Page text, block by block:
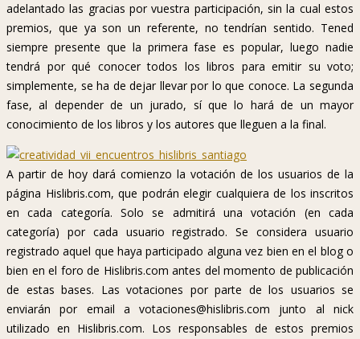
adelantado las gracias por vuestra participación, sin la cual estos
premios, que ya son un referente, no tendrían sentido. Tened
siempre presente que la primera fase es popular, luego nadie
tendrá por qué conocer todos los libros para emitir su voto;
simplemente, se ha de dejar llevar por lo que conoce. La segunda
fase, al depender de un jurado, sí que lo hará de un mayor
conocimiento de los libros y los autores que lleguen a la final.
A partir de hoy dará comienzo la votación de los usuarios de la
página Hislibris.com, que podrán elegir cualquiera de los inscritos
en cada categoría. Solo se admitirá una votación (en cada
categoría) por cada usuario registrado. Se considera usuario
registrado aquel que haya participado alguna vez bien en el blog o
bien en el foro de Hislibris.com antes del momento de publicación
de estas bases. Las votaciones por parte de los usuarios se
enviarán por email a votaciones@hislibris.com junto al nick
utilizado en Hislibris.com. Los responsables de estos premios